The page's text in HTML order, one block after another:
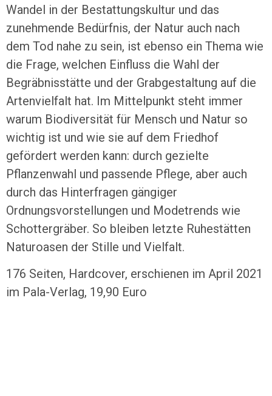
Wandel in der Bestattungskultur und das
zunehmende Bedürfnis, der Natur auch nach
dem Tod nahe zu sein, ist ebenso ein Thema wie
die Frage, welchen Einfluss die Wahl der
Begräbnisstätte und der Grabgestaltung auf die
Artenvielfalt hat. Im Mittelpunkt steht immer
warum Biodiversität für Mensch und Natur so
wichtig ist und wie sie auf dem Friedhof
gefördert werden kann: durch gezielte
Pflanzenwahl und passende Pflege, aber auch
durch das Hinterfragen gängiger
Ordnungsvorstellungen und Modetrends wie
Schottergräber. So bleiben letzte Ruhestätten
Naturoasen der Stille und Vielfalt.
176 Seiten, Hardcover, erschienen im April 2021
im Pala-Verlag, 19,90 Euro